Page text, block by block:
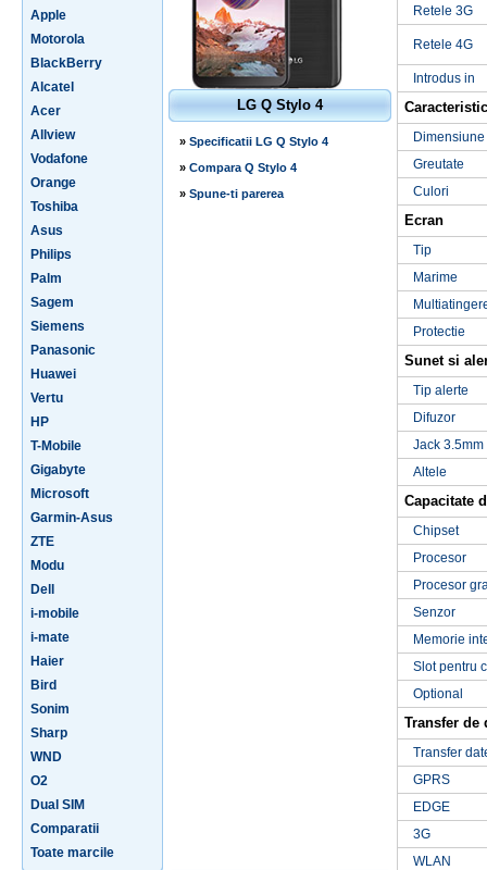
Apple
Motorola
BlackBerry
Alcatel
Acer
Allview
Vodafone
Orange
Toshiba
Asus
Philips
Palm
Sagem
Siemens
Panasonic
Huawei
Vertu
HP
T-Mobile
Gigabyte
Microsoft
Garmin-Asus
ZTE
Modu
Dell
i-mobile
i-mate
Haier
Bird
Sonim
Sharp
WND
O2
Dual SIM
Comparatii
Toate marcile
LG Q Stylo 4
» Specificatii LG Q Stylo 4
» Compara Q Stylo 4
» Spune-ti parerea
Retele 3G
Retele 4G
Introdus in
Dimensiune
Greutate
Culori
Ecran
Tip
Marime
Protectie
Sunet si
Tip alerte
Difuzor
Jack 3.5mm
Altele
Capacitate
Chipset
Procesor
Procesor
Senzor
Memorie
Slot pentru
Optional
Transfer de
Transfer
GPRS
EDGE
3G
WLAN